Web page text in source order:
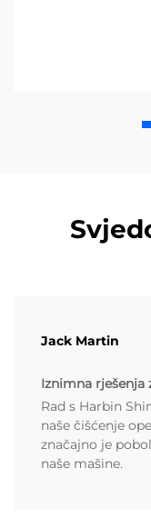
Jack Martin
Iznimna rješenja
Rad s Harbin
naše čišćenje
značajno je
naše mašine.